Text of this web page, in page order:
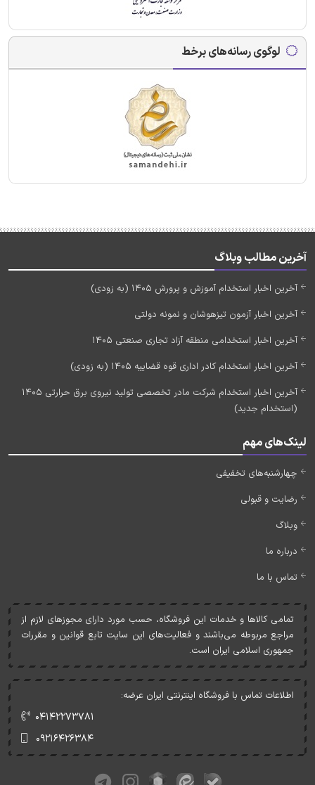
لوگوی رسانه‌های برخط
آخرین مطالب وبلاگ
آخرین اخبار استخدام آموزش و پرورش 1405 (به زودی)
آخرین اخبار آزمون تیزهوشان و نمونه دولتی
آخرین اخبار استخدامی منطقه آزاد تجاری صنعتی 1405
آخرین اخبار استخدام کادر اداری قوه قضاییه 1405 (به زودی)
آخرین اخبار استخدام شرکت مادر تخصصی تولید نیروی برق حرارتی 1405
(استخدام جدید)
لینک‌های مهم
چهارشنبه‌های تخفیفی
رضایت و قبولی
وبلاگ
درباره ما
تماس با ما
تمامی کالاها و خدمات اين فروشگاه، حسب مورد دارای مجوزهای لازم از
مراجع مربوطه می‌باشند و فعاليت‌های اين سايت تابع قوانين و مقررات
جمهوری اسلامی ايران است.
اطلاعات تماس با فروشگاه اینترنتی ایران عرضه:
۰۴۱۴۲۲۷۳۷۸۱
۰۹۲۱۶۴۲۶۳۸۴